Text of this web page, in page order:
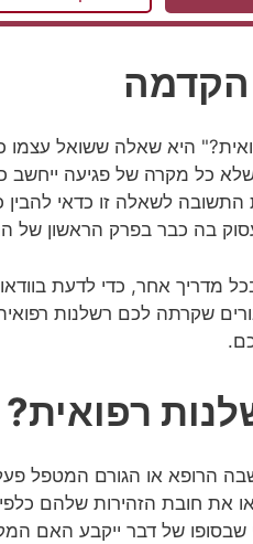
הקדמה
היא שאלה ששואל
שלא כל מקרה של פגיעה ייחשב
התשובה לשאלה זו כדאי
בה כבר בפרק הראשון של
בכל מדריך אחר, כדי לדעת
שקרתה לכם רשלנות
רפואית?
הרופא או הגורם המטפל
את חובת הזהירות שלהם
שבסופו של דבר ייקבע האם